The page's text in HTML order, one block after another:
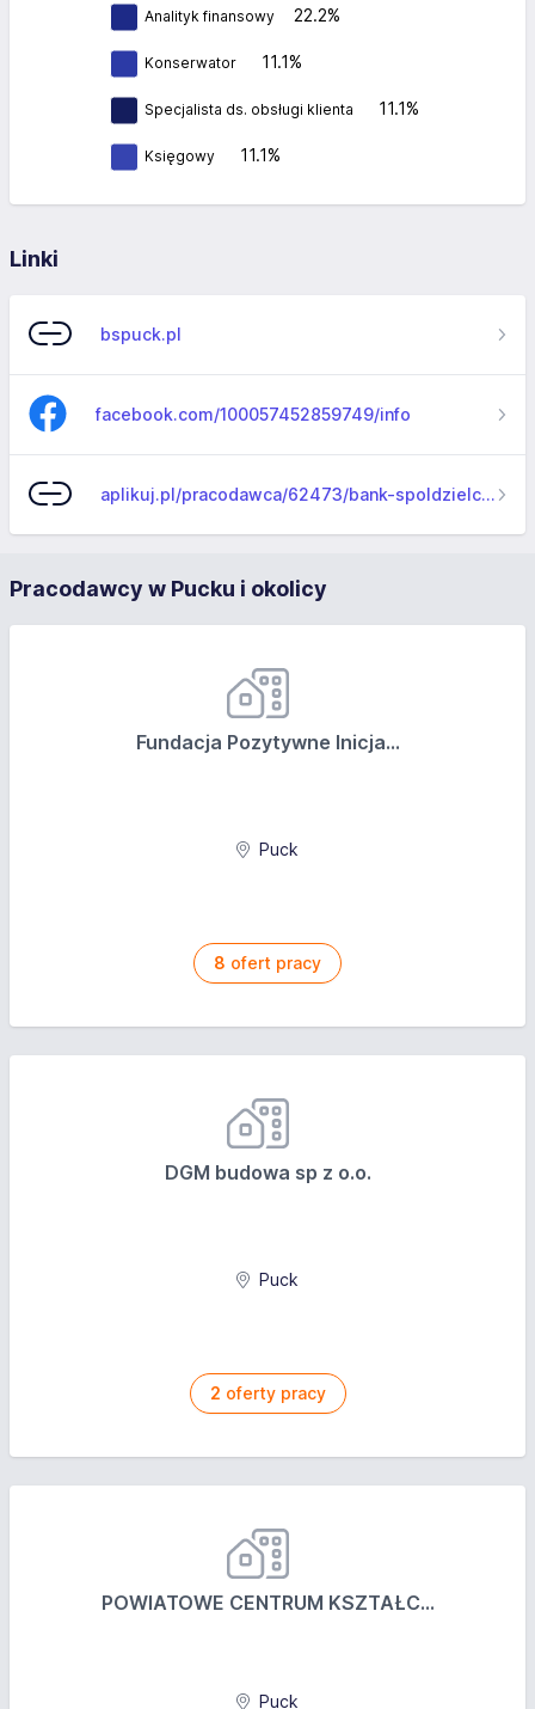
Analityk finansowy 22.2%
Konserwator 11.1%
Specjalista ds. obsługi klienta 11.1%
Księgowy 11.1%
Linki
bspuck.pl
facebook.com/100057452859749/info
aplikuj.pl/pracodawca/62473/bank-spoldzielczy-w-pucku
Pracodawcy w Pucku i okolicy
Fundacja Pozytywne Inicja...
Puck
8 ofert pracy
DGM budowa sp z o.o.
Puck
2 oferty pracy
POWIATOWE CENTRUM KSZTAŁC...
Puck